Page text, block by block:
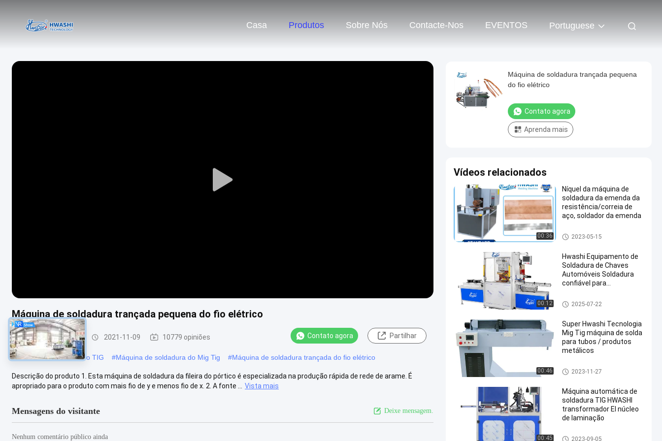
Casa Produtos Sobre Nós Contacte-Nos EVENTOS Portuguese
Play
Máquina de soldadura trançada pequena do fio elétrico
soldador do mig tig 2021-11-09 10779 opiniões Contato agora Partilhar
#Soldador automático do TIG #Máquina de soldadura do Mig Tig #Máquina de soldadura trançada do fio elétrico
Descrição do produto 1. Esta máquina de soldadura da fileira do pórtico é especializada na produção rápida de rede de arame. É
apropriado para o produto com mais fio de y e menos fio de x. 2. A fonte ...
Vista mais
Mensagens do visitante Deixe mensagem.
Nenhum comentário público ainda
Máquina de soldadura trançada pequena
do fio elétrico
Contato agora
Aprenda mais
Vídeos relacionados
00:36
Níquel da máquina de
soldadura da emenda da
resistência/correia de
aço, soldador da emenda
máquina de soldadura da em
enda
2023-05-15
00:12
Hwashi Equipamento de
Soldadura de Chaves
Automóveis Soldadura
confiável para
seguras
soldador do mig tig
2025-07-22
00:46
Super Hwashi Tecnologia
Mig Tig máquina de solda
para tubos / produtos
metálicos
soldador do mig tig
2023-11-27
00:45
Máquina automática de
soldadura TIG HWASHI
transformador EI núcleo
de laminação
soldador do mig tig
2023-09-05